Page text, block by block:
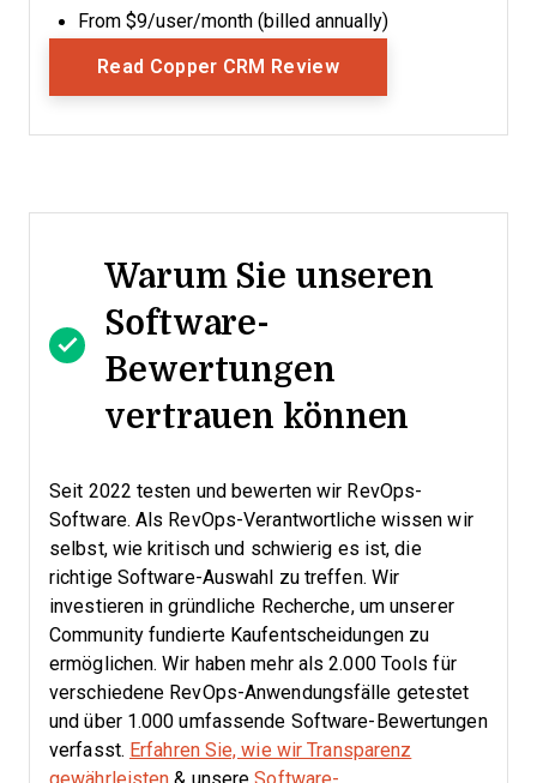
From $9/user/month (billed annually)
Read Copper CRM ReviewOpens New Window
Warum Sie unseren
Software-
Bewertungen
vertrauen können
Seit 2022 testen und bewerten wir RevOps-
Software. Als RevOps-Verantwortliche wissen wir
selbst, wie kritisch und schwierig es ist, die
richtige Software-Auswahl zu treffen. Wir
investieren in gründliche Recherche, um unserer
Community fundierte Kaufentscheidungen zu
ermöglichen. Wir haben mehr als 2.000 Tools für
verschiedene RevOps-Anwendungsfälle getestet
und über 1.000 umfassende Software-Bewertungen
verfasst. Erfahren Sie, wie wir Transparenz